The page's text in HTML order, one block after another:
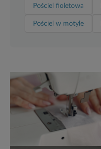
Pościel fioletowa
Pościel w motyle